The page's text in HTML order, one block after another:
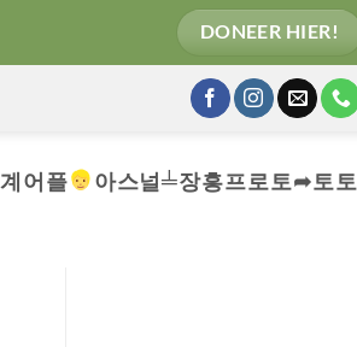
DONEER HIER!
어플
아스널╧장흥프로토➦토토